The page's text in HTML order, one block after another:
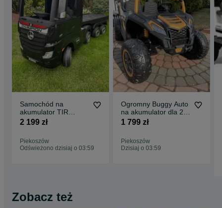
Samochód na
akumulator TIR
Mercedes z Naczepą
2 199 zł
Piekoszów
Odświeżono dzisiaj o 03:59
Ogromny Buggy Auto
na akumulator dla 2
dzieci 4X200W 24V
1 799 zł
Piekoszów
Dzisiaj o 03:59
Zobacz też